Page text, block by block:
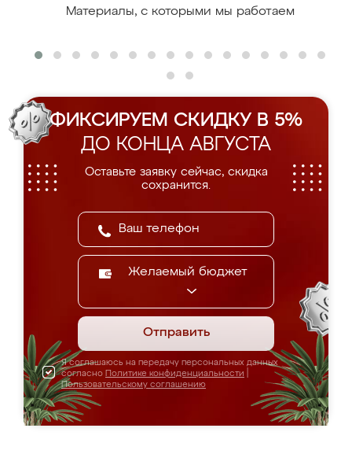
Материалы, с которыми мы работаем
ФИКСИРУЕМ СКИДКУ В 5%
ДО КОНЦА АВГУСТА
Оставьте заявку сейчас, скидка
сохранится.
Желаемый бюджет
Отправить
Я соглашаюсь на передачу персональных данных
согласно Политике конфиденциальности
Пользовательскому соглашению